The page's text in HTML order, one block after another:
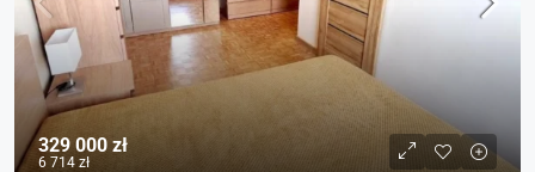
329 000 zł
6 714 zł